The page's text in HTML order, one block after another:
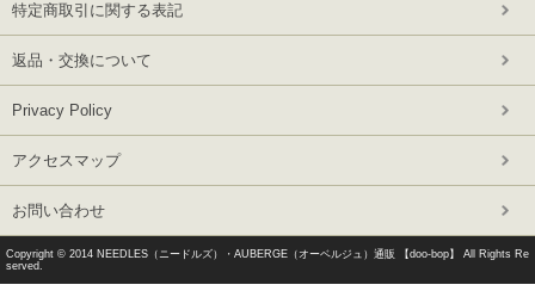
特定商取引に関する表記
返品・交換について
Privacy Policy
アクセスマップ
お問い合わせ
Copyright © 2014 NEEDLES（ニードルズ）・AUBERGE（オーベルジュ）通販 【doo-bop】
All Rights Re
served.